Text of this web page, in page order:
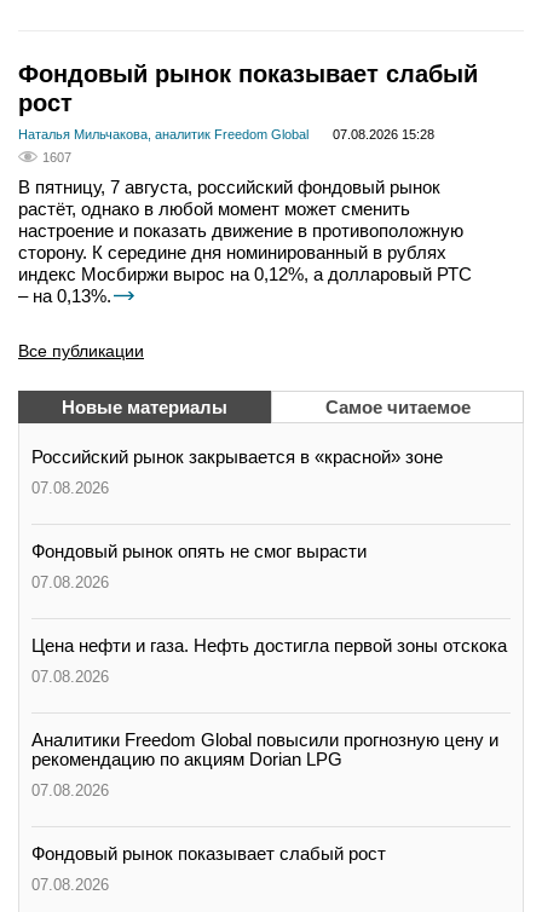
Фондовый рынок показывает слабый
рост
Наталья Мильчакова, аналитик Freedom Global
07.08.2026 15:28
1607
В пятницу, 7 августа, российский фондовый рынок
растёт, однако в любой момент может сменить
настроение и показать движение в противоположную
сторону. К середине дня номинированный в рублях
индекс Мосбиржи вырос на 0,12%, а долларовый РТС
– на 0,13%.
Все публикации
Новые материалы Самое читаемое
Российский рынок закрывается в «красной» зоне
07.08.2026
Фондовый рынок опять не смог вырасти
07.08.2026
Цена нефти и газа. Нефть достигла первой зоны отскока
07.08.2026
Аналитики Freedom Global повысили прогнозную цену и
рекомендацию по акциям Dorian LPG
07.08.2026
Фондовый рынок показывает слабый рост
07.08.2026